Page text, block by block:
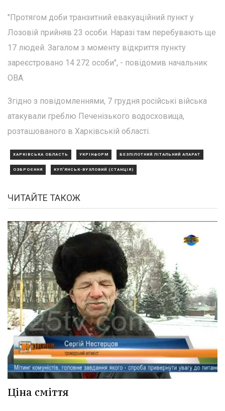
"Протягом доби транзитний евакуаційний пункт у
Лозовій прийняв 23 особи. Наразі там перебувають ще
17 людей. Загалом з моменту відкриття пункту
зареєстровано 14 272 особи", - повідомив начальник
ОВА.
Згідно з повідомленнями, 7 грудня російські війська
атакували греблю Печенізького водосховища,
розташованого в Харківській області.
ХАРКІВСЬКА ОБЛАСТЬ УКРІНФОРМ БЕЗПІЛОТНИЙ ЛІТАЛЬНИЙ АПАРАТ
ОЗБРОЄННЯ КУП'ЯНСЬК-ВУЗЛОВИЙ (СТАНЦІЯ)
ЧИТАЙТЕ ТАКОЖ
Ціна сміття